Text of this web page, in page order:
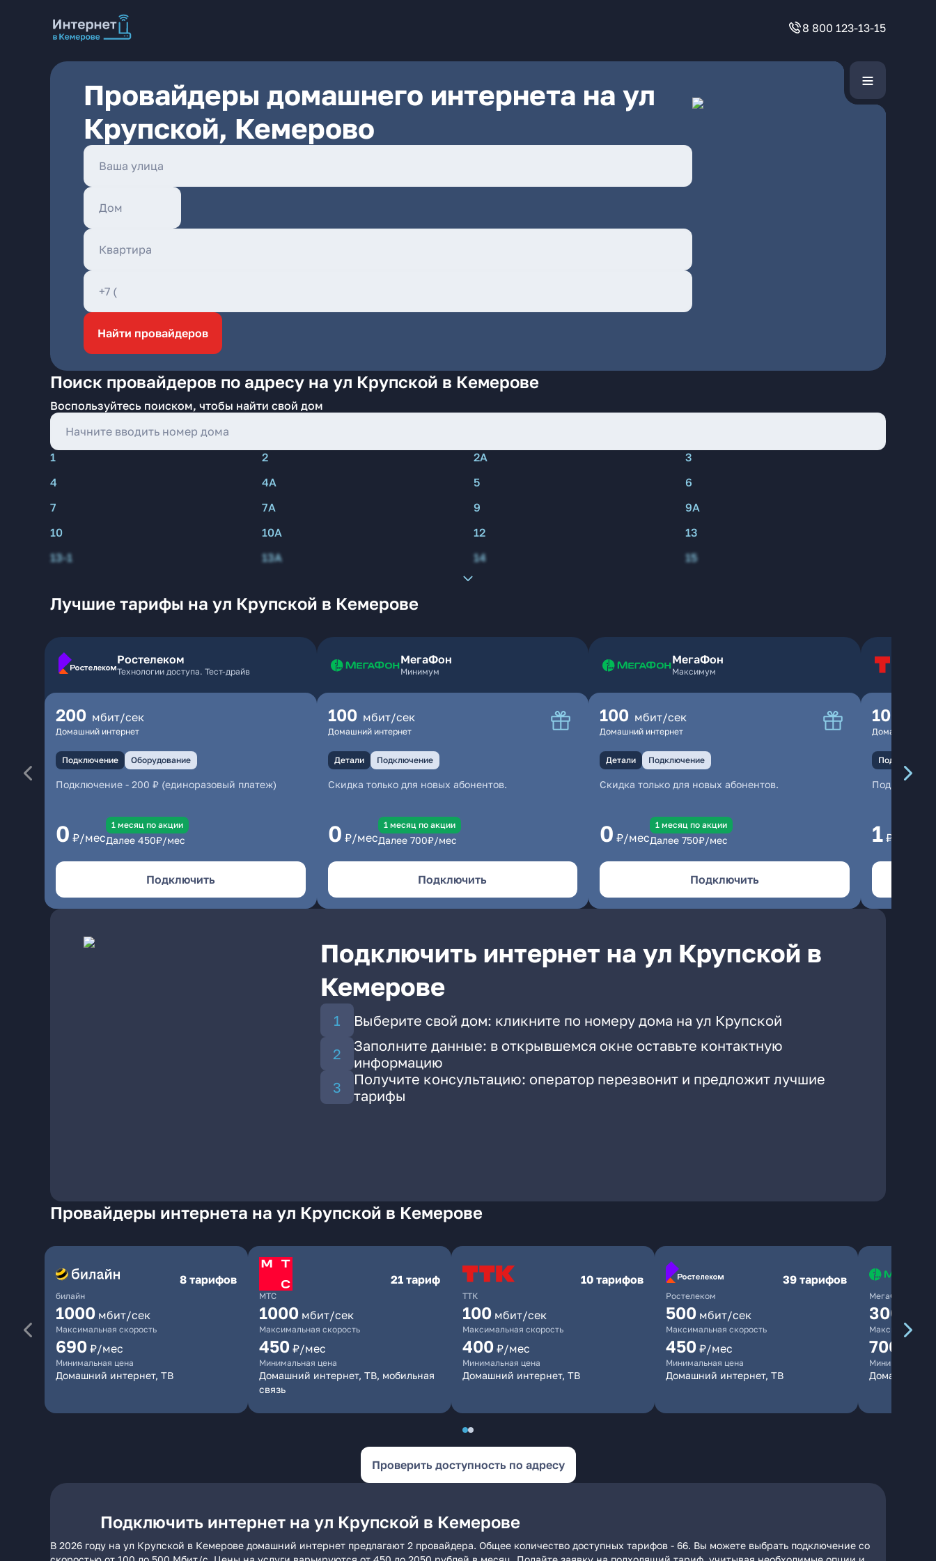
8 800 123-13-15
Провайдеры домашнего интернета на ул
Крупской, Кемерово
Найти провайдеров
Поиск провайдеров по адресу на ул Крупской в Кемерове
Воспользуйтесь поиском, чтобы найти свой дом
1 2 2А
3
4
4А 5
6
7
7А 9
9А
10
10А 12
13
13-1
13А 14 15
Лучшие тарифы на ул Крупской в Кемерове
Ростелеком
Технологии доступа. Тест-драйв
200 мбит/сек
Домашний интернет
Подключение Оборудование
Подключение - 200 ₽ (единоразовый платеж)
0 ₽/мес
1 месяц по акции
Далее 450₽/мес
Подключить
МегаФон
Минимум
100 мбит/сек
Домашний интернет
Детали Подключение
Скидка только для новых абонентов.
0 ₽/мес
1 месяц по акции
Далее 700₽/мес
Подключить
МегаФон
Максимум
100 мбит/сек
Домашний интернет
Детали Подключение
Скидка только для новых абонентов.
0 ₽/мес
1 месяц по акции
Далее 750₽/мес
Подключить
100
Домашний
Подключение
1 ₽/мес
Подключить интернет на ул Крупской в
Кемерове
Выберите свой дом: кликните по номеру дома на ул Крупской
Заполните данные: в открывшемся окне оставьте контактную
информацию
Получите консультацию: оператор перезвонит и предложит лучшие
тарифы
Провайдеры интернета на ул Крупской в Кемерове
билайн
8 тарифов
1000 мбит/сек
Максимальная скорость
690 ₽/мес
Минимальная цена
Домашний интернет, ТВ
МТС
21 тариф
1000 мбит/сек
Максимальная скорость
450 ₽/мес
Минимальная цена
Домашний интернет, ТВ, мобильная
связь
ТТК
10 тарифов
100 мбит/сек
Максимальная скорость
400 ₽/мес
Минимальная цена
Домашний интернет, ТВ
Ростелеком
39 тарифов
500 мбит/сек
Максимальная скорость
450 ₽/мес
Минимальная цена
Домашний интернет, ТВ
МегаФон
300
Максимальная
700
Минимальная
Домашний
Проверить доступность по адресу
Подключить интернет на ул Крупской в Кемерове
В 2026 году на ул Крупской в Кемерове домашний интернет предлагают 2 провайдера. Общее количество доступных тарифов - 66. Вы можете выбрать подключение со